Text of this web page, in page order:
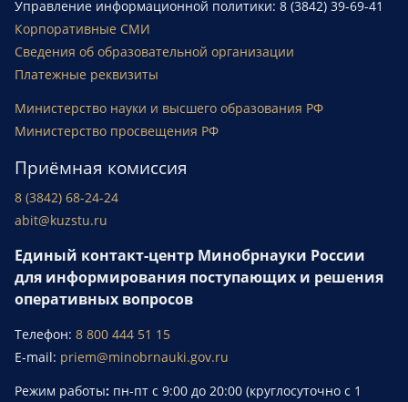
Управление информационной политики: 8 (3842) 39-69-41
Корпоративные СМИ
Сведения об образовательной организации
Платежные реквизиты
Министерство науки и высшего образования РФ
Министерство просвещения РФ
Приёмная комиссия
8 (3842) 68-24-24
abit@kuzstu.ru
Единый контакт-центр Минобрнауки России
для информирования поступающих и решения
оперативных вопросов
Телефон: 8 800 444 51 15
E-mail: priem@minobrnauki.gov.ru
Режим работы: пн-пт с 9:00 до 20:00 (круглосуточно с 1